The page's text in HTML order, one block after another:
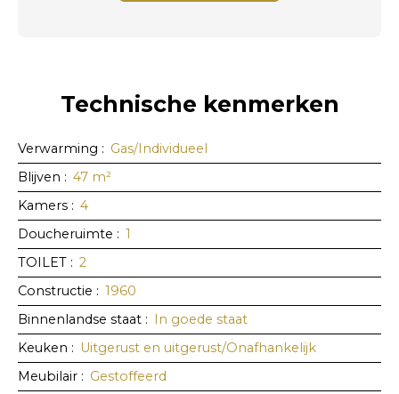
Technische kenmerken
Verwarming : Gas/Individueel
Blijven : 47 m²
Kamers : 4
Doucheruimte : 1
TOILET : 2
Constructie : 1960
Binnenlandse staat :
In goede staat
Keuken : Uitgerust en uitgerust/Onafhankelijk
Meubilair : Gestoffeerd